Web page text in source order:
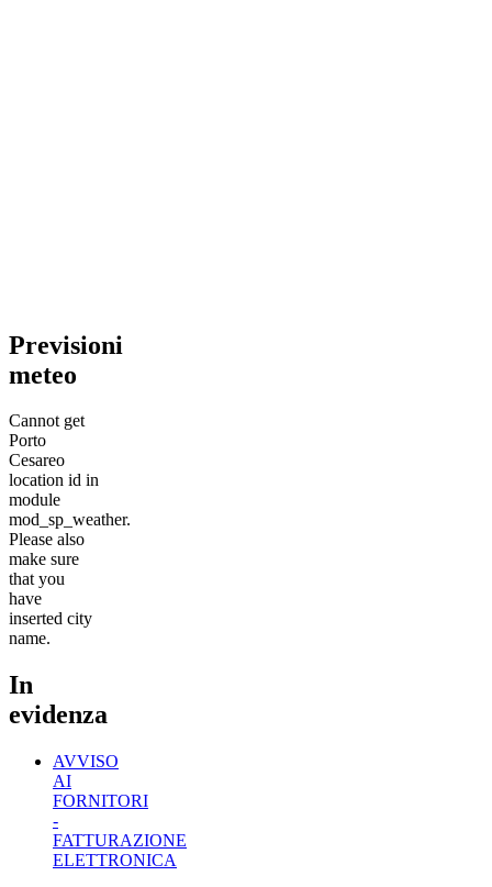
Previsioni
meteo
Cannot get
Porto
Cesareo
location id in
module
mod_sp_weather.
Please also
make sure
that you
have
inserted city
name.
In
evidenza
AVVISO
AI
FORNITORI
-
FATTURAZIONE
ELETTRONICA